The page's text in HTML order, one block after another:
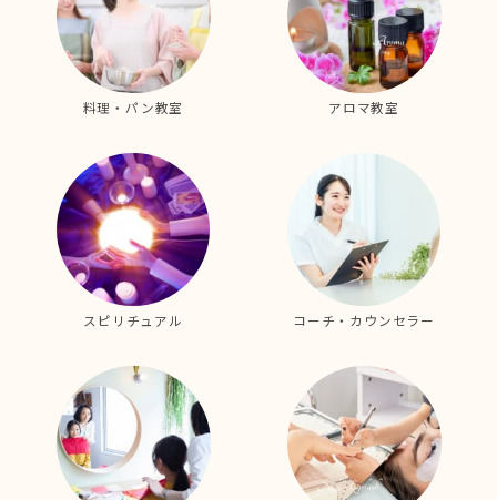
料理・パン教室 アロマ教室
スピリチュアル コーチ・カウンセラー